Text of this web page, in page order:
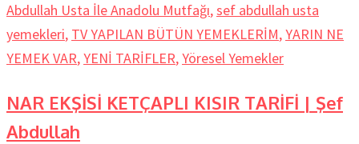
Abdullah Usta İle Anadolu Mutfağı,sef abdullah usta
yemekleri, TV YAPILAN BÜTÜN YEMEKLERİM,YARIN NE
YEMEK VAR,YENİ TARİFLER,Yöresel Yemekler
NAR EKŞİSİ KETÇAPLI KISIR TARİFİ | Şef
Abdullah